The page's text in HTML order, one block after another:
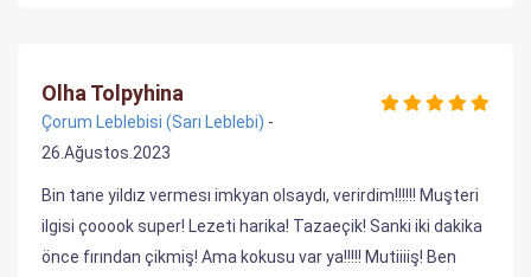
Olha Tolpyhina
Çorum Leblebisi (Sarı Leblebi) -
26.Ağustos.2023
Bin tane yildız vermesı imkyan olsaydı, verirdim!!!!!! Muşteri
ilgisi çooook super! Lezeti harika! Tazaeçik! Sanki iki dakika
önce fırından çikmiş! Ama kokusu var ya!!!!! Mutiiiiş! Ben